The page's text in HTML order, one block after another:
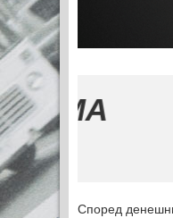
Според